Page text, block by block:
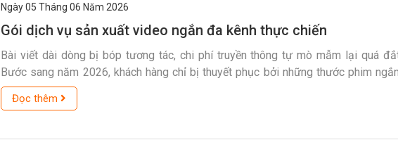
Ngày 05 Tháng 06 Năm 2026
Gói dịch vụ sản xuất video ngắn đa kênh thực chiến
Bài viết dài dòng bị bóp tương tác, chi phí truyền thông tự mò mẫm lại quá
Bước sang năm 2026, khách hàng chỉ bị thuyết phục bởi những thước phim
quan, chạm đúng cảm xúc trong vài mươi giây. Lựa chọn một gói dịch vụ sản
video ngắn chuyên […]
Đọc thêm